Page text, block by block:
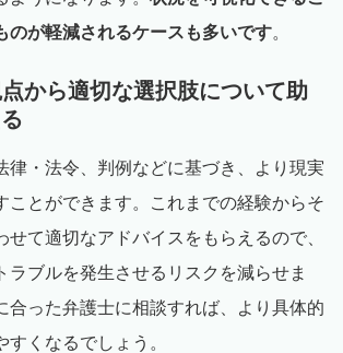
のが軽減されるケースも多いです。
から適切な選択肢について助
律・法令、判例などに基づき、より現実
ことができます。これまでの経験からそ
せて適切なアドバイスをもらえるので、
ラブルを発生させるリスクを減らせま
合った弁護士に相談すれば、より具体的
すくなるでしょう。